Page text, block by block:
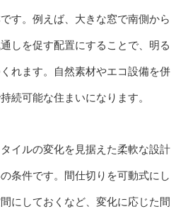
す。例えば、大きな窓で南側から
しを促す配置にすることで、明る
れます。自然素材やエコ設備を併
続可能な住まいになります。
イルの変化を見据えた柔軟な設計
条件です。間仕切りを可動式にし
にしておくなど、変化に応じた間